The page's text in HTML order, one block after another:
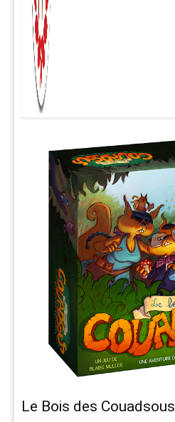
Le Bois des Couadsous